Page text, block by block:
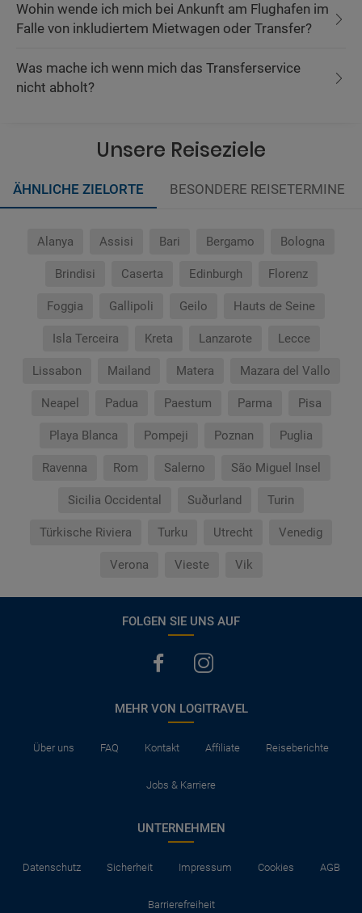
Wohin wende ich mich bei Ankunft am Flughafen im
Falle von inkludiertem Mietwagen oder Transfer?
Was mache ich wenn mich das Transferservice
nicht abholt?
Unsere Reiseziele
ÄHNLICHE ZIELORTE BESONDERE REISETERMINE
Alanya Assisi Bari Bergamo Bologna
Brindisi Caserta Edinburgh Florenz
Foggia Gallipoli Geilo Hauts de Seine
Isla Terceira Kreta Lanzarote Lecce
Lissabon Mailand Matera Mazara del Vallo
Neapel Padua Paestum Parma Pisa
Playa Blanca Pompeji Poznan Puglia
Ravenna Rom Salerno São Miguel Insel
Sicilia Occidental Suðurland Turin
Türkische Riviera Turku Utrecht Venedig
Verona Vieste Vik
FOLGEN SIE UNS AUF
MEHR VON LOGITRAVEL
Über uns FAQ Kontakt Affiliate Reiseberichte
Jobs & Karriere
UNTERNEHMEN
Datenschutz Sicherheit Impressum Cookies AGB
Barrierefreiheit